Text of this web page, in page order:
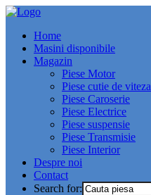
Home
Masini disponibile
Magazin
Piese Motor
Piese cutie de viteza
Piese Caroserie
Piese Electrice
Piese suspensie
Piese Transmisie
Piese Interior
Despre noi
Contact
Search for: